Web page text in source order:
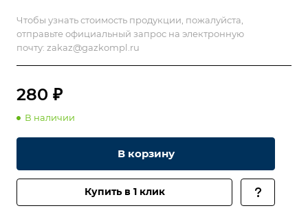
Чтобы узнать стоимость продукции, пожалуйста,
отправьте официальный запрос на электронную
почту: zakaz@gazkompl.ru
280 ₽
В наличии
В корзину
Купить в 1 клик